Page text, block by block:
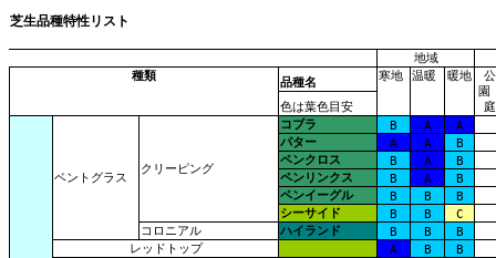
芝生品種特性リスト
地域
種類
品種名 寒地 温暖 暖地
公
庭
色は葉色目安
ベントグラス
クリーピング
コブラ B A
A
パター
A A
B
ペンクロス
B A
B
ペンリンクス
B A
B
ペンイーグル
B B
B
シーサイド
B B
C
コロニアル
ハイランド B B
B
レッドトップ
A B B